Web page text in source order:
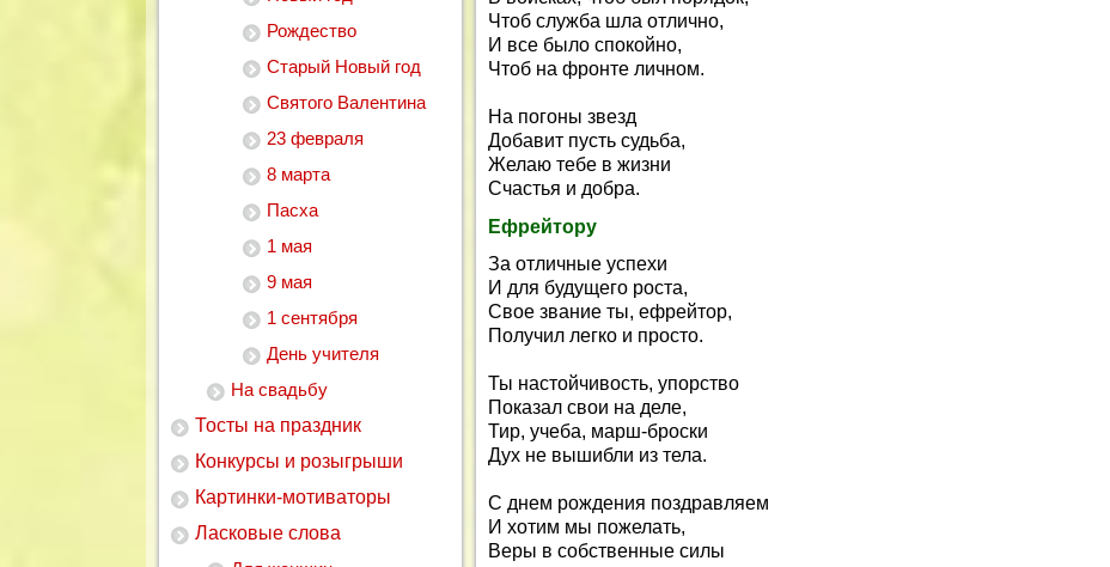
Рождество
Старый Новый год
Святого Валентина
23 февраля
8 марта
Пасха
1 мая
9 мая
1 сентября
День учителя
На свадьбу
Тосты на праздник
Конкурсы и розыгрыши
Картинки-мотиваторы
Ласковые слова
Чтоб служба шла отлично,
И все было спокойно,
Чтоб на фронте личном.
На погоны звезд
Добавит пусть судьба,
Желаю тебе в жизни
Счастья и добра.
Ефрейтору
За отличные успехи
И для будущего роста,
Свое звание ты, ефрейтор,
Получил легко и просто.
Ты настойчивость, упорство
Показал свои на деле,
Тир, учеба, марш-броски
Дух не вышибли из тела.
С днем рождения поздравляем
И хотим мы пожелать,
Веры в собственные силы